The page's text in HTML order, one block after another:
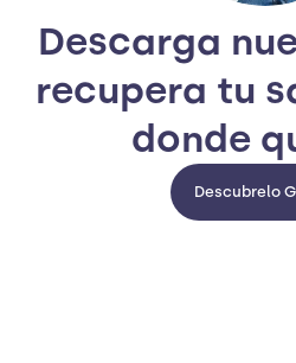
Descarga
recupera tu
donde
Descubrelo